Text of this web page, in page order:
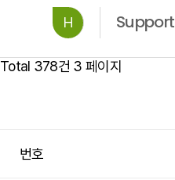
H Support
Total 378건 3 페이지
번호